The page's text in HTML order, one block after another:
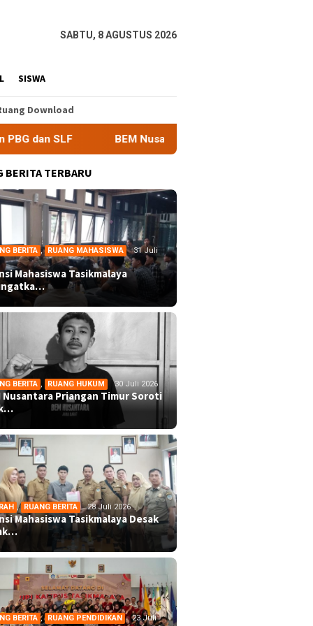
SABTU, 8 AGUSTUS 2026
SISWA
Download
BEM Nusantara Priangan Timur Soroti Efektivitas
BERITA TERBARU
BERITA , RUANG MAHASISWA
31 Juli
Mahasiswa Tasikmalaya
BERITA , RUANG HUKUM 30 Juli 2026
Nusantara Priangan Timur Soroti
, RUANG BERITA 28 Juli 2026
Mahasiswa Tasikmalaya Desak
BERITA , RUANG PENDIDIKAN
23 Juli